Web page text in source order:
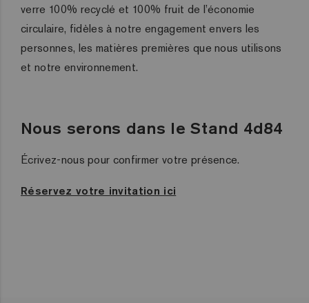
verre 100% recyclé et 100% fruit de l’économie
circulaire, fidèles à notre engagement envers les
personnes, les matières premières que nous utilisons
et notre environnement.
Nous serons dans le Stand 4d84
Écrivez-nous pour confirmer votre présence.
Réservez votre invitation ici